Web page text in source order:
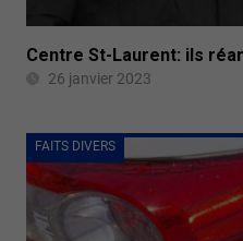
Centre St-Laurent: ils
26 janvier 2023
FAITS DIVERS